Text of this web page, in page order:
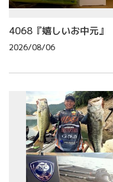
4068『嬉しいお中元』
2026/08/06